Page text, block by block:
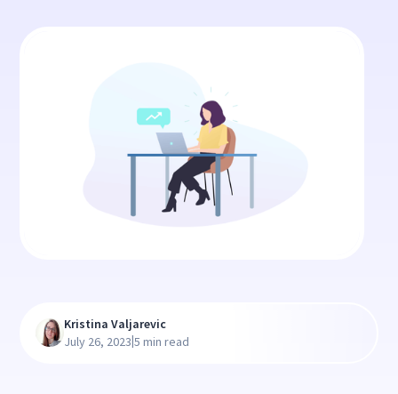
Kristina Valjarevic
July 26, 2023|5 min read